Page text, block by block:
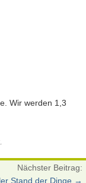
Wir werden 1,3
Nächster Beitrag:
Stand der Dinge →